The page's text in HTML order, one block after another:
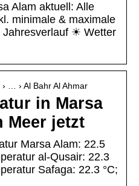
Alam aktuell: Alle
minimale & maximale
☀ Wetter
… › Al Bahr Al Ahmar
in Marsa
Meer jetzt
Marsa Alam: 22.5
al-Qusair: 22.3
Safaga: 22.3 °C;